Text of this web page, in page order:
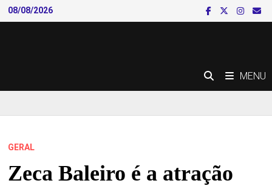
Skip
to
08/08/2026
MENU
GERAL
Zeca Baleiro é a atração